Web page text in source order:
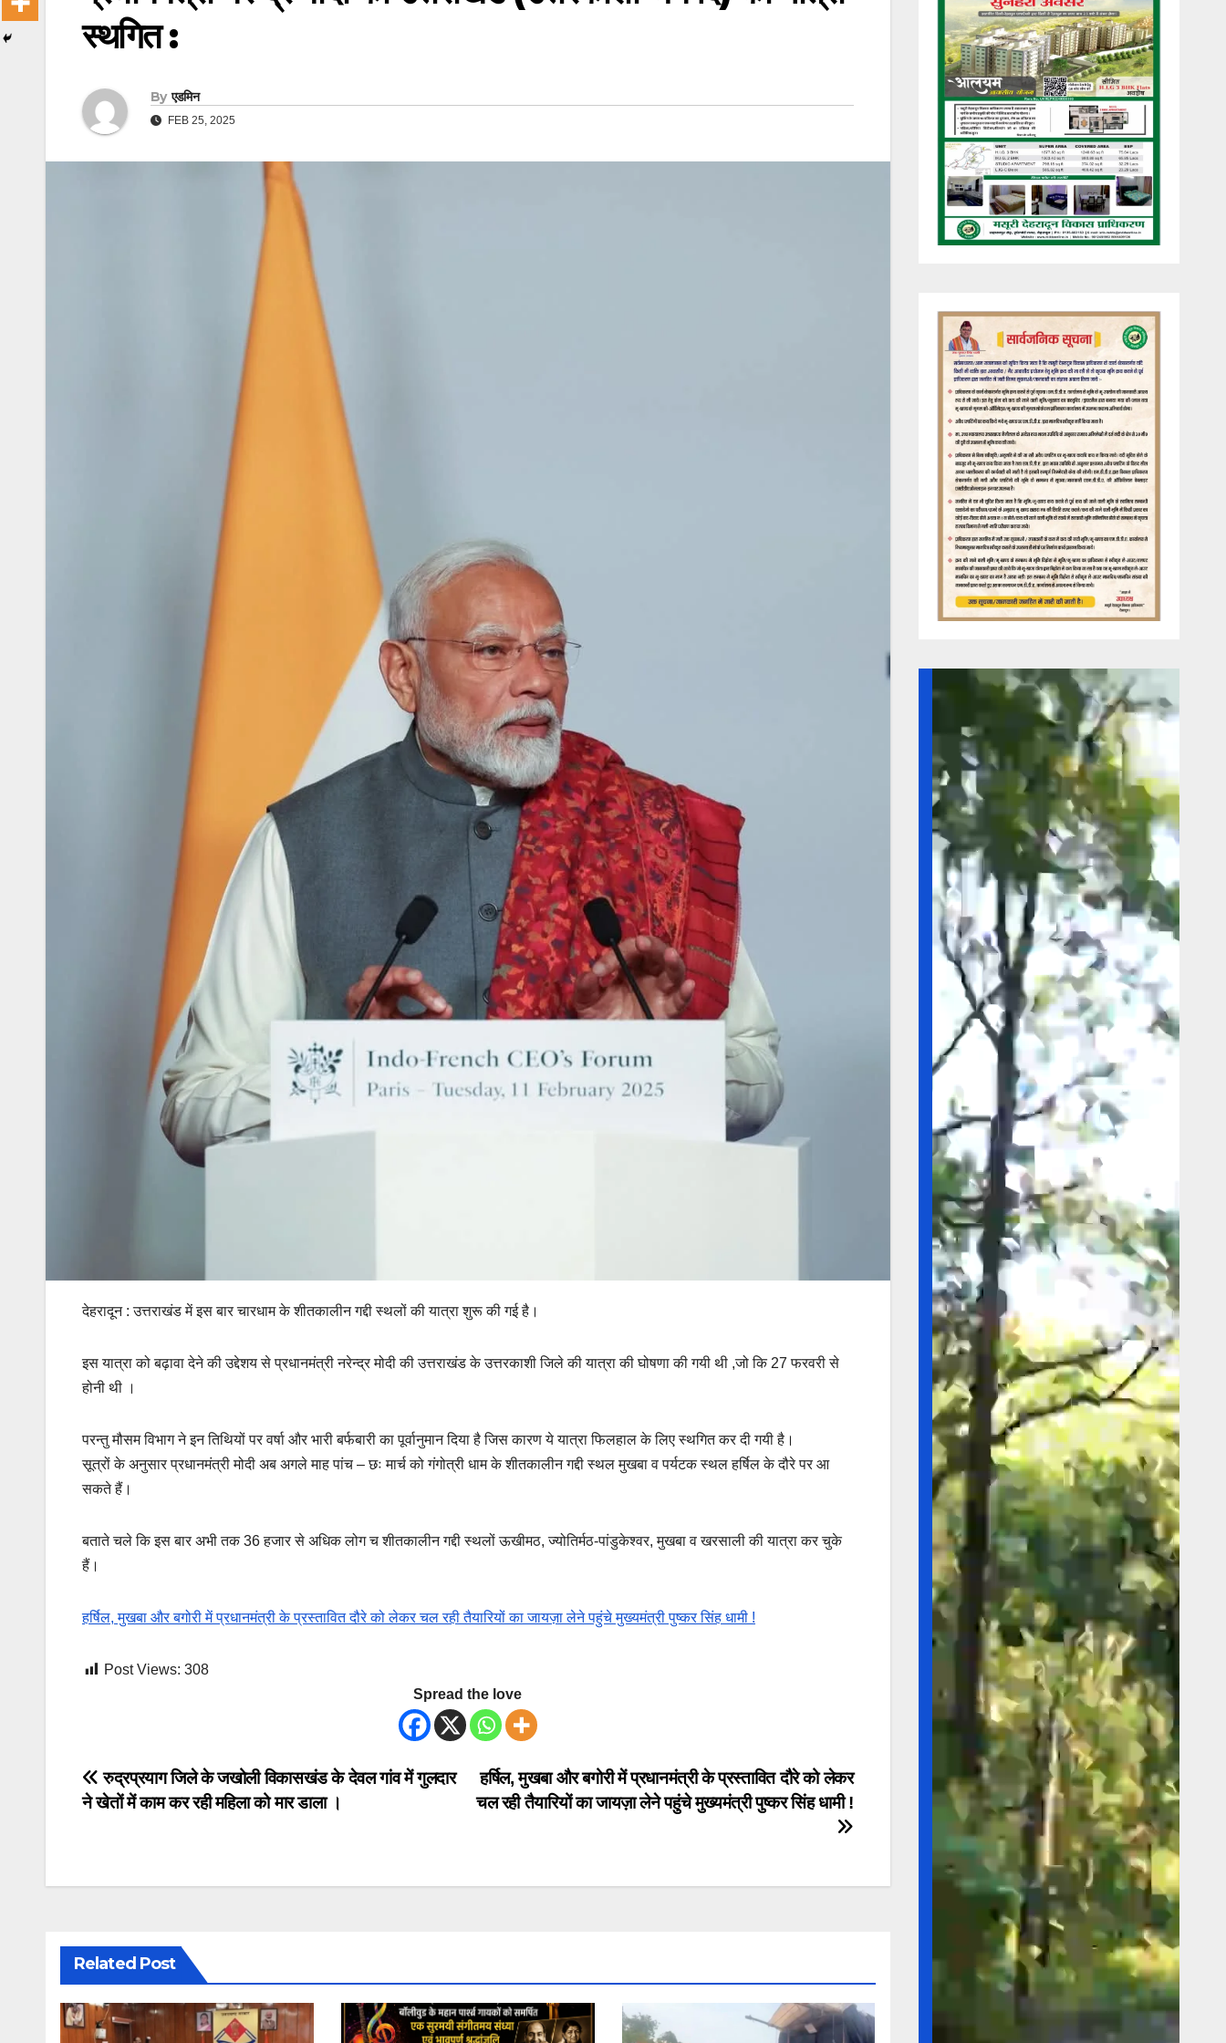
स्थगित :
By एडमिन
FEB 25, 2025
देहरादून : उत्तराखंड में इस बार चारधाम के शीतकालीन गद्दी स्थलों की यात्रा शुरू की गई है।
इस यात्रा को बढ़ावा देने की उद्देशय से प्रधानमंत्री नरेन्द्र मोदी की उत्तराखंड के उत्तरकाशी जिले की यात्रा की घोषणा की गयी थी ,जो कि 27 फरवरी से
होनी थी ।
परन्तु मौसम विभाग ने इन तिथियों पर वर्षा और भारी बर्फबारी का पूर्वानुमान दिया है जिस कारण ये यात्रा फिलहाल के लिए स्थगित कर दी गयी है।
सूत्रों के अनुसार प्रधानमंत्री मोदी अब अगले माह पांच – छः मार्च को गंगोत्री धाम के शीतकालीन गद्दी स्थल मुखबा व पर्यटक स्थल हर्षिल के दौरे पर आ
सकते हैं।
बताते चले कि इस बार अभी तक 36 हजार से अधिक लोग च शीतकालीन गद्दी स्थलों ऊखीमठ, ज्योतिर्मठ-पांडुकेश्वर, मुखबा व खरसाली की यात्रा कर चुके
हैं।
हर्षिल, मुखबा और बगोरी में प्रधानमंत्री के प्रस्तावित दौरे को लेकर चल रही तैयारियों का जायज़ा लेने पहुंचे मुख्यमंत्री पुष्कर सिंह धामी !
Post Views: 308
Spread the love
Post
navigation
हर्षिल, मुखबा और बगोरी में प्रधानमंत्री के प्रस्तावित दौरे को लेकर
चल रही तैयारियों का जायज़ा लेने पहुंचे मुख्यमंत्री पुष्कर सिंह धामी !
रुद्रप्रयाग जिले के जखोली विकासखंड के देवल गांव में गुलदार
ने खेतों में काम कर रही महिला को मार डाला ।
Related Post